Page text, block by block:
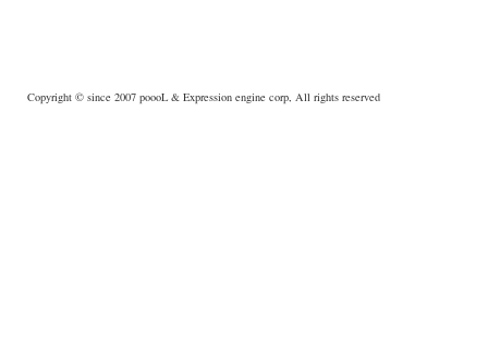
Copyright © since 2007 poooL & Expression engine corp, All rights reserved